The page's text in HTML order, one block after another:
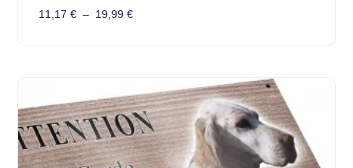
11,17 € – 19,99 €